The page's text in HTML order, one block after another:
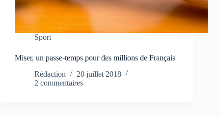
Sport
Miser, un passe-temps pour des millions de Français
Rédaction
20 juillet 2018
2 commentaires